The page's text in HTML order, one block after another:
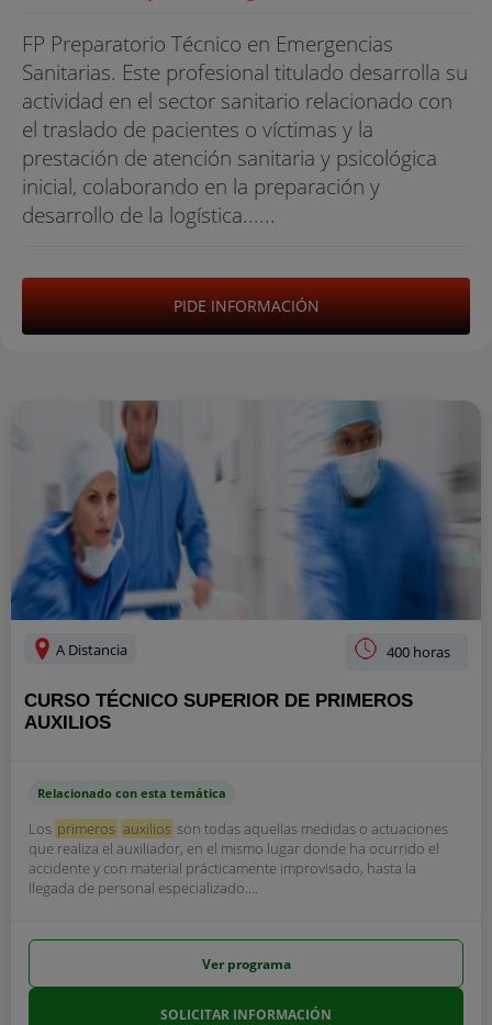
FP Preparatorio Técnico en Emergencias
Sanitarias. Este profesional titulado desarrolla su
actividad en el sector sanitario relacionado con
el traslado de pacientes o víctimas y la
prestación de atención sanitaria y psicológica
inicial, colaborando en la preparación y
desarrollo de la logística......
PIDE INFORMACIÓN
A Distancia 400 horas
CURSO TÉCNICO SUPERIOR DE PRIMEROS
AUXILIOS
Relacionado con esta temática
Los primeros auxilios son todas aquellas medidas o actuaciones
que realiza el auxiliador, en el mismo lugar donde ha ocurrido el
accidente y con material prácticamente improvisado, hasta la
llegada de personal especializado....
Ver programa
SOLICITAR INFORMACIÓN